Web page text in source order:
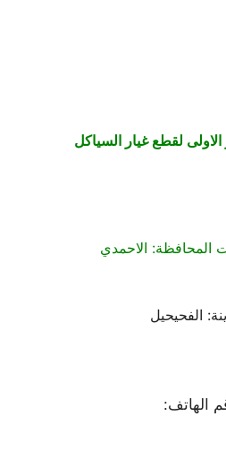
لقطع غيار السياكل
المحافظة: الاحمدي
الفحيحيل
الهاتف: